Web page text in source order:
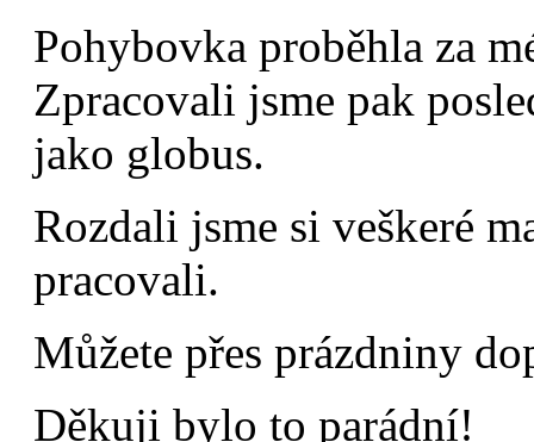
Pohybovka proběhla za
Zpracovali jsme pak
jako globus.
Rozdali jsme si veškeré
pracovali.
Můžete přes prázdniny
Děkuji bylo to parádní!